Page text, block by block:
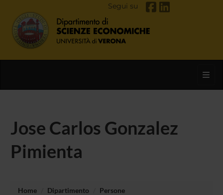
Segui su
Jose Carlos Gonzalez
Pimienta
Home Dipartimento
Persone